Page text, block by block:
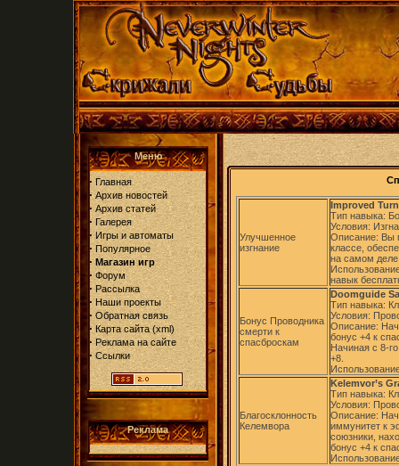
Меню
· Главная
· Архив новостей
· Архив статей
· Галерея
· Игры и автоматы
· Популярное
· Магазин игр
· Форум
· Рассылка
· Наши проекты
· Обратная связь
· Карта сайта(xml)
· Реклама на сайте
· Ссылки
Реклама
Улучшенное
изгнание
Improved
Тип навыка:
Условия:
Описание: Вы
классе,
на самом
навык
Бонус Проводника
смерти к
спасброскам
Doomguide
Тип навыка:
Условия:
Описание:
бонус +4 к
Начиная с 8-
+8.
Благосклонность
Келемвора
Kelemvor’s
Тип навыка:
Условия:
Описание:
иммунитет к
союзники,
бонус +4 к